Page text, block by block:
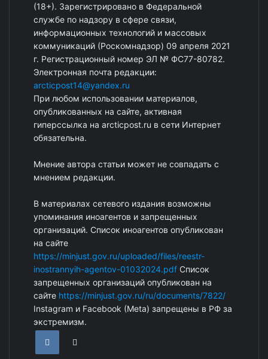
(18+). Зарегистрировано в Федеральной
службе по надзору в сфере связи,
информационных технологий и массовых
коммуникаций (Роскомнадзор) 09 апреля 2021
г. Регистрационный номер ЭЛ № ФС77-80782.
Электронная почта редакции:
arcticpost14@yandex.ru
При любом использовании материалов,
опубликованных на сайте, активная
гиперссылка на arcticpost.ru в сети Интернет
обязательна.
Мнение автора статьи может не совпадать с
мнением редакции.
В материалах сетевого издания возможны
упоминания иноагентов и запрещенных
организаций. Список иноагентов опубликован
на сайте
https://minjust.gov.ru/uploaded/files/reestr-
inostrannyih-agentov-01032024.pdf Список
запрещенных организаций опубликован на
сайте https://minjust.gov.ru/ru/documents/7822/
Instagram и Facebook (Metа) запрещены в РФ за
экстремизм.